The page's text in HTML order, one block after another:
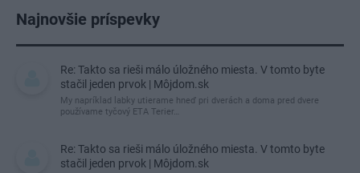
Najnovšie príspevky
Re: Takto sa rieši málo úložného miesta. V tomto byte
stačil jeden prvok | Môjdom.sk
My napríklad labky utierame hneď pri dverách a doma pred dvere
používame tyčový ETA Terier…
Re: Takto sa rieši málo úložného miesta. V tomto byte
stačil jeden prvok | Môjdom.sk